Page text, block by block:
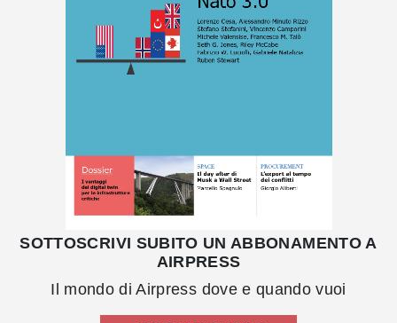
SOTTOSCRIVI SUBITO UN ABBONAMENTO A
AIRPRESS
Il mondo di Airpress dove e quando vuoi